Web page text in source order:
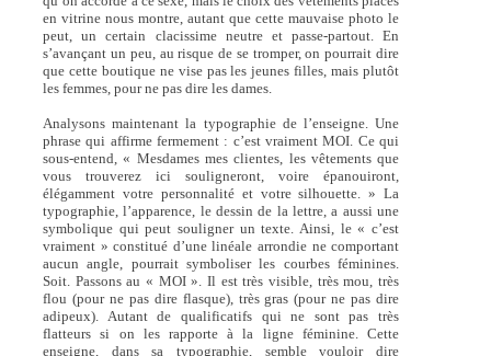
en vitrine nous montre, autant que cette mauvaise photo le
peut, un certain clacissime neutre et passe-partout. En
s’avançant un peu, au risque de se tromper, on pourrait dire
que cette boutique ne vise pas les jeunes filles, mais plutôt
les femmes, pour ne pas dire les dames.
Analysons maintenant la typographie de l’enseigne. Une
phrase qui affirme fermement : c’est vraiment MOI. Ce qui
sous-entend, « Mesdames mes clientes, les vêtements que
vous trouverez ici souligneront, voire épanouiront,
élégamment votre personnalité et votre silhouette. » La
typographie, l’apparence, le dessin de la lettre, a aussi une
symbolique qui peut souligner un texte. Ainsi, le « c’est
vraiment » constitué d’une linéale arrondie ne comportant
aucun angle, pourrait symboliser les courbes féminines.
Soit. Passons au « MOI ». Il est très visible, très mou, très
flou (pour ne pas dire flasque), très gras (pour ne pas dire
adipeux). Autant de qualificatifs qui ne sont pas très
flatteurs si on les rapporte à la ligne féminine. Cette
enseigne, dans sa typographie, semble vouloir dire